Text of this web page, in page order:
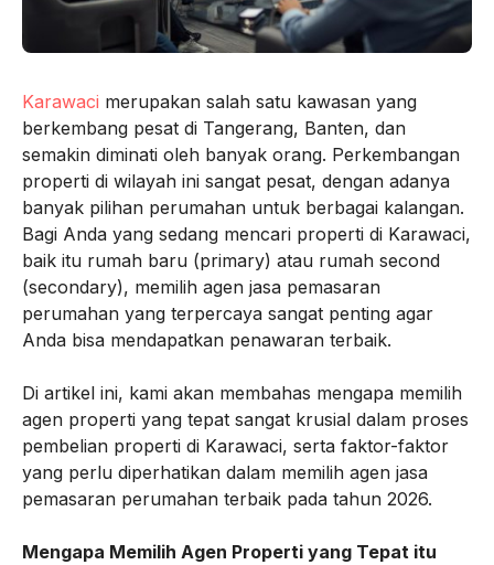
Karawaci merupakan salah satu kawasan yang
berkembang pesat di Tangerang, Banten, dan
semakin diminati oleh banyak orang. Perkembangan
properti di wilayah ini sangat pesat, dengan adanya
banyak pilihan perumahan untuk berbagai kalangan.
Bagi Anda yang sedang mencari properti di Karawaci,
baik itu rumah baru (primary) atau rumah second
(secondary), memilih agen jasa pemasaran
perumahan yang terpercaya sangat penting agar
Anda bisa mendapatkan penawaran terbaik.
Di artikel ini, kami akan membahas mengapa memilih
agen properti yang tepat sangat krusial dalam proses
pembelian properti di Karawaci, serta faktor-faktor
yang perlu diperhatikan dalam memilih agen jasa
pemasaran perumahan terbaik pada tahun 2026.
Mengapa Memilih Agen Properti yang Tepat itu